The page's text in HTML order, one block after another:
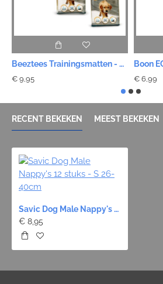
Beeztees Trainingsmatten - 3 maten
€ 9,95 € 6,99
RECENT BEKEKEN MEEST BEKEKEN
Savic Dog Male Nappy's 12 stuks - S 26-40cm
€ 8,95